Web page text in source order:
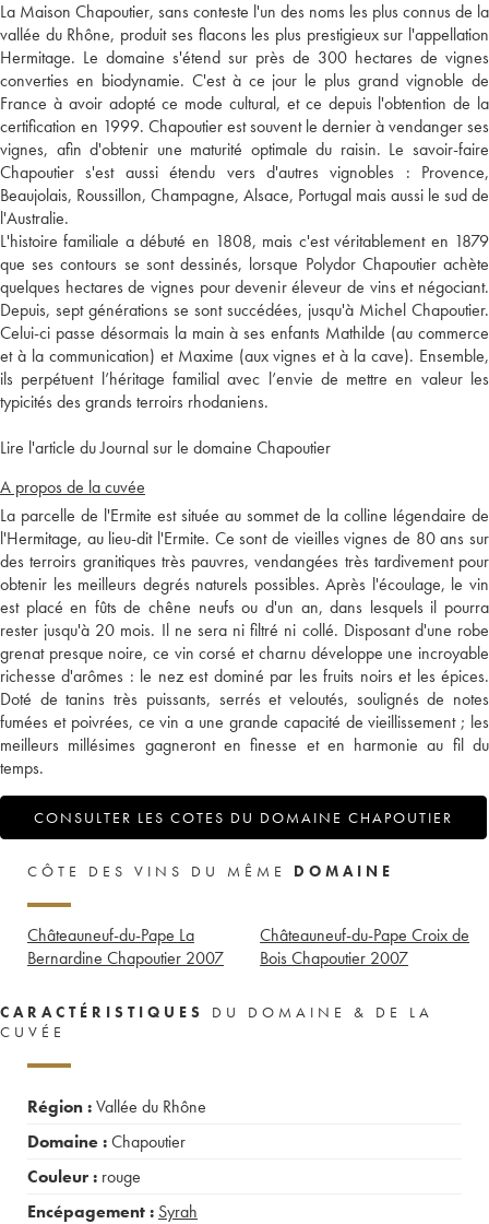
La Maison Chapoutier, sans conteste l'un des noms les plus connus de la
vallée du Rhône, produit ses flacons les plus prestigieux sur l'appellation
Hermitage. Le domaine s'étend sur près de 300 hectares de vignes
converties en biodynamie. C'est à ce jour le plus grand vignoble de
France à avoir adopté ce mode cultural, et ce depuis l'obtention de la
certification en 1999. Chapoutier est souvent le dernier à vendanger ses
vignes, afin d'obtenir une maturité optimale du raisin. Le savoir-faire
Chapoutier s'est aussi étendu vers d'autres vignobles : Provence,
Beaujolais, Roussillon, Champagne, Alsace, Portugal mais aussi le sud de
l'Australie.
L'histoire familiale a débuté en 1808, mais c'est véritablement en 1879
que ses contours se sont dessinés, lorsque Polydor Chapoutier achète
quelques hectares de vignes pour devenir éleveur de vins et négociant.
Depuis, sept générations se sont succédées, jusqu'à Michel Chapoutier.
Celui-ci passe désormais la main à ses enfants Mathilde (au commerce
et à la communication) et Maxime (aux vignes et à la cave). Ensemble,
ils perpétuent l’héritage familial avec l’envie de mettre en valeur les
typicités des grands terroirs rhodaniens.
Lire l'article du Journal sur le domaine Chapoutier
A propos de la cuvée
La parcelle de l'Ermite est située au sommet de la colline légendaire de
l'Hermitage, au lieu-dit l'Ermite. Ce sont de vieilles vignes de 80 ans sur
des terroirs granitiques très pauvres, vendangées très tardivement pour
obtenir les meilleurs degrés naturels possibles. Après l'écoulage, le vin
est placé en fûts de chêne neufs ou d'un an, dans lesquels il pourra
rester jusqu'à 20 mois. Il ne sera ni filtré ni collé. Disposant d'une robe
grenat presque noire, ce vin corsé et charnu développe une incroyable
richesse d'arômes : le nez est dominé par les fruits noirs et les épices.
Doté de tanins très puissants, serrés et veloutés, soulignés de notes
fumées et poivrées, ce vin a une grande capacité de vieillissement ; les
meilleurs millésimes gagneront en finesse et en harmonie au fil du
temps.
CONSULTER LES COTES DU DOMAINE CHAPOUTIER
CÔTE DES VINS DU MÊME DOMAINE
Châteauneuf-du-Pape La
Bernardine Chapoutier 2007
Châteauneuf-du-Pape Croix de
Bois Chapoutier 2007
CARACTÉRISTIQUES
DU DOMAINE & DE LA
CUVÉE
Région :Vallée du Rhône
Domaine :Chapoutier
Couleur : rouge
Encépagement : Syrah